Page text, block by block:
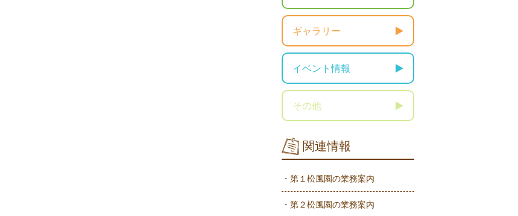
ギャラリー
イベント情報
その他
関連情報
・第１松風園の業務案内
・第２松風園の業務案内